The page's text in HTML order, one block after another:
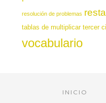
resolución de problemas
tablas de multiplicar tercer
vocabulario
INICIO